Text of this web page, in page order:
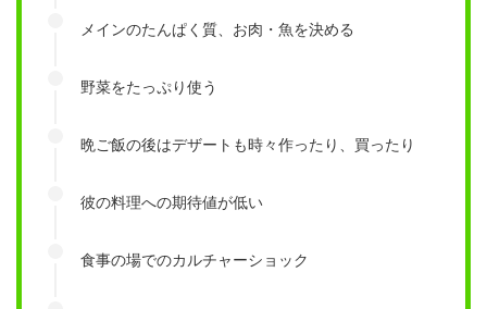
メインのたんぱく質、お肉・魚を決める
野菜をたっぷり使う
晩ご飯の後はデザートも時々作ったり、買ったり
彼の料理への期待値が低い
食事の場でのカルチャーショック